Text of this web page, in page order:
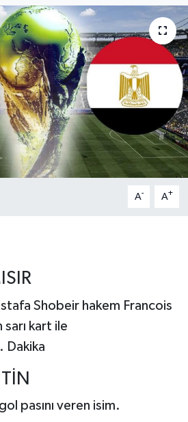
A- A+
Shobeir hakem Francois
kart ile
Dakika
pasını veren isim.